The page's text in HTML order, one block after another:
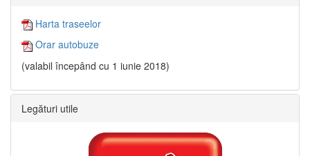
Harta traseelor
Orar autobuze
(valabil începând cu 1 iunie 2018)
Legături utile